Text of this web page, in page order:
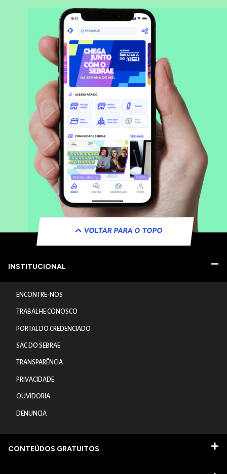
VOLTAR PARA O TOPO
INSTITUCIONAL
ENCONTRE-NOS
TRABALHE CONOSCO
PORTAL DO CREDENCIADO
SAC DO SEBRAE
TRANSPARÊNCIA
PRIVACIDADE
OUVIDORIA
DENUNCIA
CONTEÚDOS GRATUITOS